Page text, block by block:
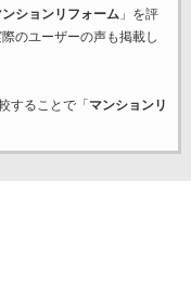
ンションリフォーム」を評
のユーザーの声も掲載し
することで「 マンションリ